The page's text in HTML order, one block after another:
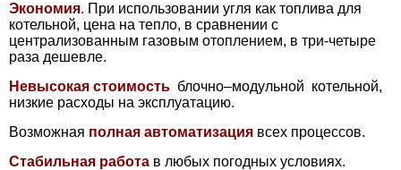
Экономия. При использовании угля как топлива для
котельной, цена на тепло, в сравнении с
централизованным газовым отоплением, в три-четыре
раза дешевле.
Невысокая стоимость блочно–модульной котельной,
низкие расходы на эксплуатацию.
Возможная полная автоматизация всех процессов.
Стабильная работа в любых погодных условиях.